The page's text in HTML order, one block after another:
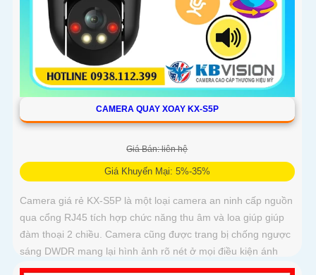
CAMERA QUAY XOAY KX-S5P
Giá Bán: liên hệ
Giá Khuyến Mại: 5%-35%
Camera giá rẻ KX-S5P là một loại camera an ninh cấp nguồn
qua cổng RJ45 tích hợp chức năng thu âm và loa giúp giúp
đàm thoại 2 chiều. Camera cũng được trang bị chống ngược
sáng DWDR mang lại hình ảnh rõ nét ở mọi điều kiện ánh
sáng